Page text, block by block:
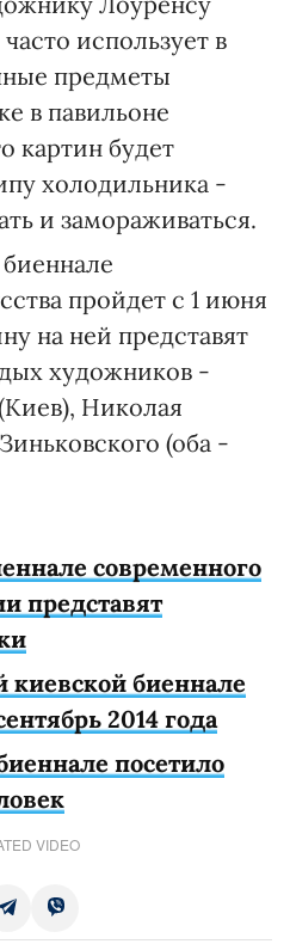
использует в
предметы
в павильоне
картин будет
холодильника -
и замораживаться.
пройдет с 1 июня
на ней представят
художников -
Николая
(оба -
современного
представят
киевской биеннале
2014 года
посетило
VIDEO